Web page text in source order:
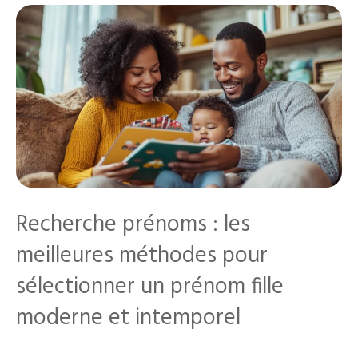
Recherche prénoms : les
meilleures méthodes pour
sélectionner un prénom fille
moderne et intemporel